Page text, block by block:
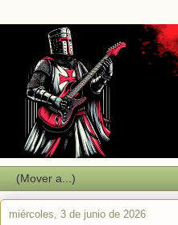
miércoles, 3 de junio de 2026